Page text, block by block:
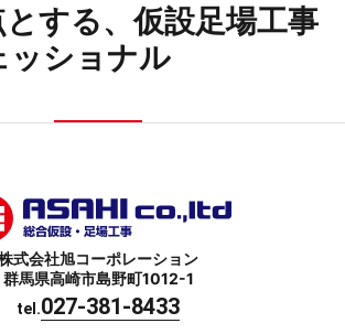
する、仮設足場工事
ッショナル
式会社旭コーポレーション
群馬県高崎市島野町1012-1
tel.027-381-8433